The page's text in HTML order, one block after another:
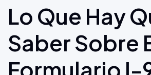
Lo Que Hay
Saber Sobre
Formulario I-